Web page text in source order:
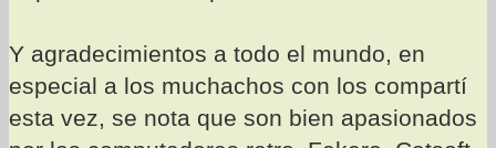
Y agradecimientos a todo el mundo, en
especial a los muchachos con los compartí
esta vez, se nota que son bien apasionados